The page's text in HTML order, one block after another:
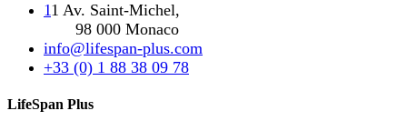
11 Av. Saint-Michel,
98 000 Monaco
info@lifespan-plus.com
+33 (0) 1 88 38 09 78
LifeSpan Plus